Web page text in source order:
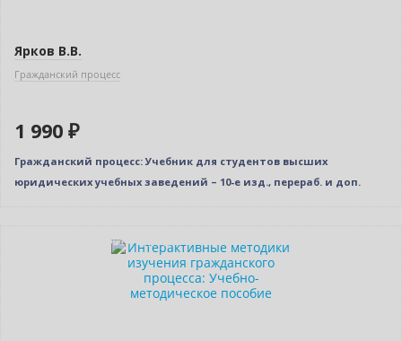
Ярков В.В.
Гражданский процесс
1 990 ₽
Гражданский процесс: Учебник для студентов высших
юридических учебных заведений – 10-е изд., перераб. и доп.
Индивидуальный подход